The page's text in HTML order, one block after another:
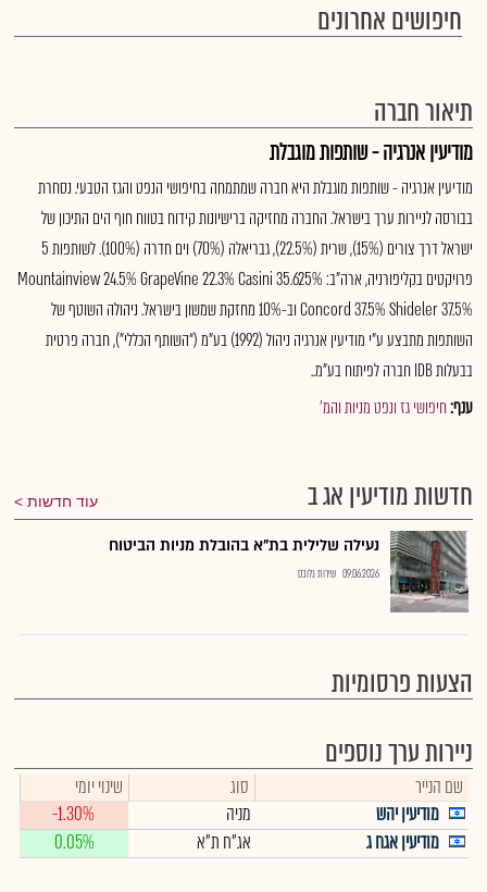
חיפושים אחרונים
תיאור חברה
מודיעין אנרגיה - שותפות מוגבלת
מודיעין אנרגיה - שותפות מוגבלת היא חברה שמתמחה בחיפושי הנפט והגז הטבעי. נסחרת
בבורסה לניירות ערך בישראל. החברה מחזיקה ברישיונות קידוח בטווח חוף הים התיכון של
ישראל דרך צורים (15%), שרית (22.5%), גבריאלה (70%) וים חדרה (100%). לשותפות 5
פרויקטים בקליפורניה, ארה"ב: Mountainview 24.5% GrapeVine 22.3% Casini 35.625%
Concord 37.5% Shideler 37.5% וב-10% מחזקת שמשון בישראל. ניהולה השוטף של
השותפות מתבצע ע”י מודיעין אנרגיה ניהול (1992) בע”מ (“השותף הכללי”), חברה פרטית
בבעלות IDB חברה לפיתוח בע”מ..
ענף:חיפושי גז ונפט מניות והמ'
חדשות מודיעין אג ב עוד חדשות
נעילה שלילית בת"א בהובלת מניות הביטוח
09.06.2026 שירות גלובס
הצעות פרסומיות
ניירות ערך נוספים
שם הנייר סוג
שינוי יומי
מודיעין יהש
מניה
-1.30%
מודיעין אגח ג
אג"ח ת"א 0.05%